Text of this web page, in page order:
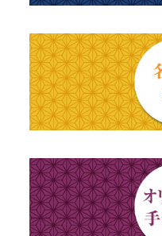
動物・その他
江戸小紋・総柄・無地
藍染め・絞り染め
ギフトセット
出産祝い
秋のギフト